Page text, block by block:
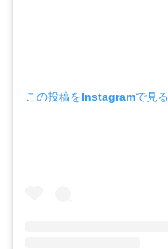
この投稿をInstagramで見る